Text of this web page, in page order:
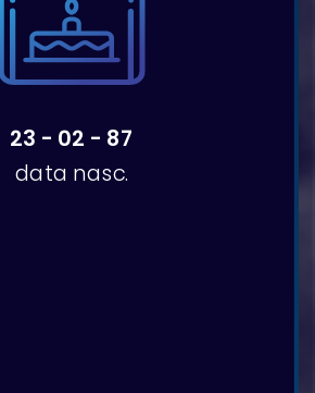
23 - 02 - 87
data nasc.